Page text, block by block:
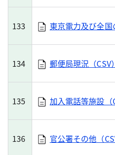
133 東京電力及び全
134 郵便局現況（CSV）
135 加入電話等施設（
136 官公署その他（